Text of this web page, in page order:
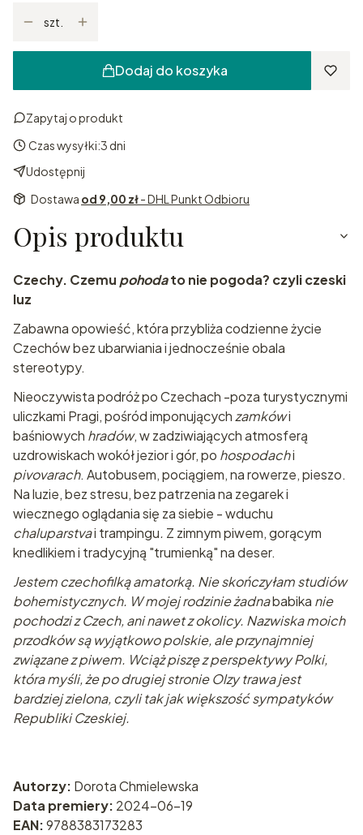
szt.
Dodaj do koszyka
Zapytaj o produkt
Czas wysyłki:3 dni
Udostępnij
Dostawa od 9,00 zł- DHL Punkt Odbioru
Opis produktu
Czechy. Czemu pohodato nie pogoda? czyli czeski
luz
Zabawna opowieść, która przybliża codzienne życie
Czechów bez ubarwiania i jednocześnie obala
stereotypy.
Nieoczywista podróż po Czechach -poza turystycznymi
uliczkami Pragi, pośród imponującychzamkówi
baśniowych hradów, w zadziwiających atmosferą
uzdrowiskach wokół jezior i gór, po hospodachi
pivovarach. Autobusem, pociągiem, na rowerze, pieszo.
Na luzie, bez stresu, bez patrzenia na zegarek i
wiecznego oglądania się za siebie - wduchu
chaluparstvai trampingu. Z zimnym piwem, gorącym
knedlikiem i tradycyjną "trumienką" na deser.
Jestem czechofilką amatorką. Nie skończyłam studiów
bohemistycznych. W mojej rodzinie żadnababika nie
pochodzi z Czech, ani nawet z okolicy. Nazwiska moich
przodków są wyjątkowo polskie, ale przynajmniej
związane z piwem. Wciąż piszę z perspektywy Polki,
która myśli, że po drugiej stronie Olzy trawa jest
bardziej zielona, czyli tak jak większość sympatyków
Republiki Czeskiej.
Autorzy: Dorota Chmielewska
Data premiery: 2024-06-19
EAN:9788383173283